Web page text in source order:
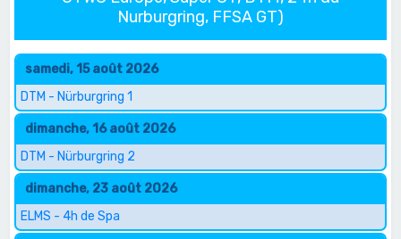
Nurburgring, FFSA GT)
samedi, 15 août 2026
DTM - Nürburgring 1
dimanche, 16 août 2026
DTM - Nürburgring 2
dimanche, 23 août 2026
ELMS - 4h de Spa